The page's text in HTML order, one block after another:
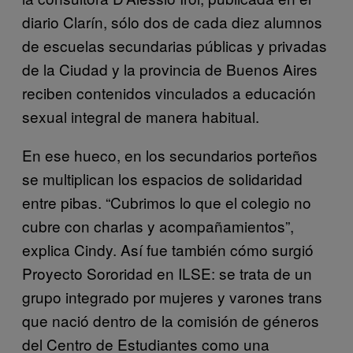
diario Clarín, sólo dos de cada diez alumnos
de escuelas secundarias públicas y privadas
de la Ciudad y la provincia de Buenos Aires
reciben contenidos vinculados a educación
sexual integral de manera habitual.
En ese hueco, en los secundarios porteños
se multiplican los espacios de solidaridad
entre pibas. “Cubrimos lo que el colegio no
cubre con charlas y acompañamientos”,
explica Cindy. Así fue también cómo surgió
Proyecto Sororidad en ILSE: se trata de un
grupo integrado por mujeres y varones trans
que nació dentro de la comisión de géneros
del Centro de Estudiantes como una